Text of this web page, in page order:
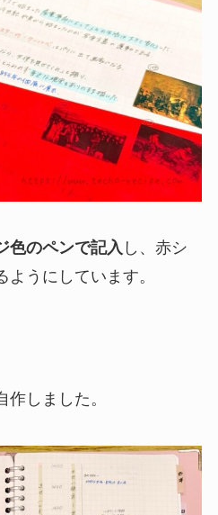
色のペンで記入 し、赤シ
うにしています。
しました。